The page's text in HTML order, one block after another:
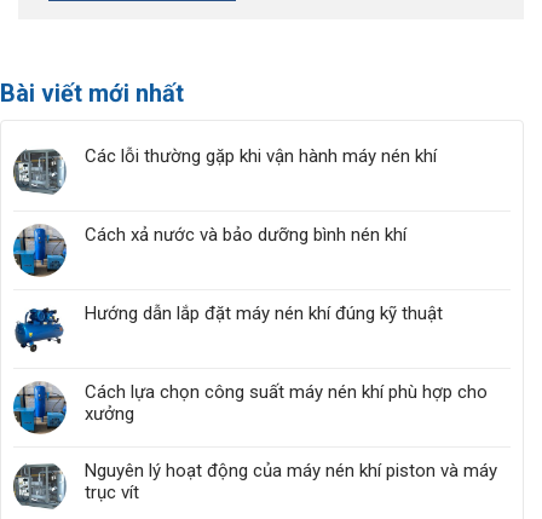
Bài viết mới nhất
Các lỗi thường gặp khi vận hành máy nén khí
Cách xả nước và bảo dưỡng bình nén khí
Hướng dẫn lắp đặt máy nén khí đúng kỹ thuật
Cách lựa chọn công suất máy nén khí phù hợp cho
xưởng
Nguyên lý hoạt động của máy nén khí piston và máy
trục vít